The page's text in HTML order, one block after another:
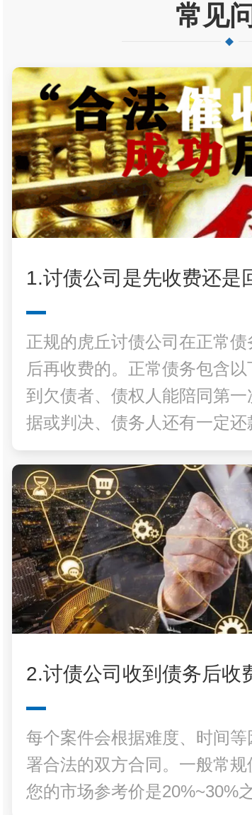
常见
1.讨债公司是先收费还是
正规的虎丘讨债公司在正常债
后再收费的。正常债务包含
到欠债者、债权人能陪同第
据或判决、债务人还有一定
2.讨债公司收到债务后收
每个案件会根据难度、时间
署合法的双方合同。一般常规
您的市场参考价是20%~30%之